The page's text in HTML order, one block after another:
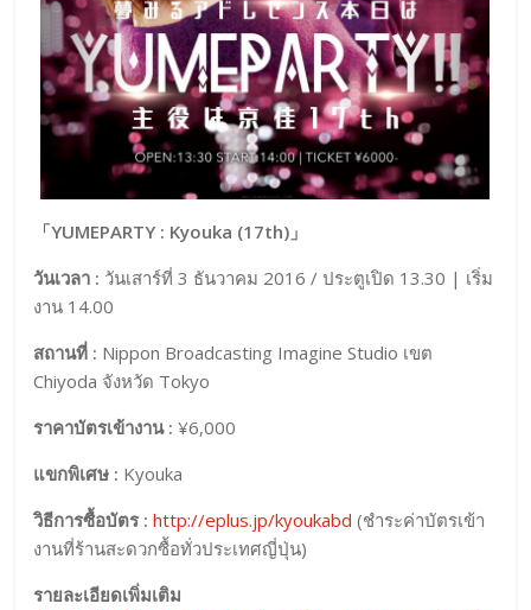
「YUMEPARTY : Kyouka (17th)」
วันเวลา : วันเสาร์ที่ 3 ธันวาคม 2016 / ประตูเปิด 13.30 | เริ่ม
งาน 14.00
สถานที่ : Nippon Broadcasting Imagine Studio เขต
Chiyoda จังหวัด Tokyo
ราคาบัตรเข้างาน :¥6,000
แขกพิเศษ : Kyouka
วิธีการซื้อบัตร :http://eplus.jp/kyoukabd (ชำระค่าบัตรเข้า
งานที่ร้านสะดวกซื้อทั่วประเทศญี่ปุ่น)
รายละเอียดเพิ่มเติม